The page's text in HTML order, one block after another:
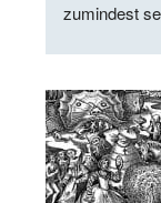
zumindest